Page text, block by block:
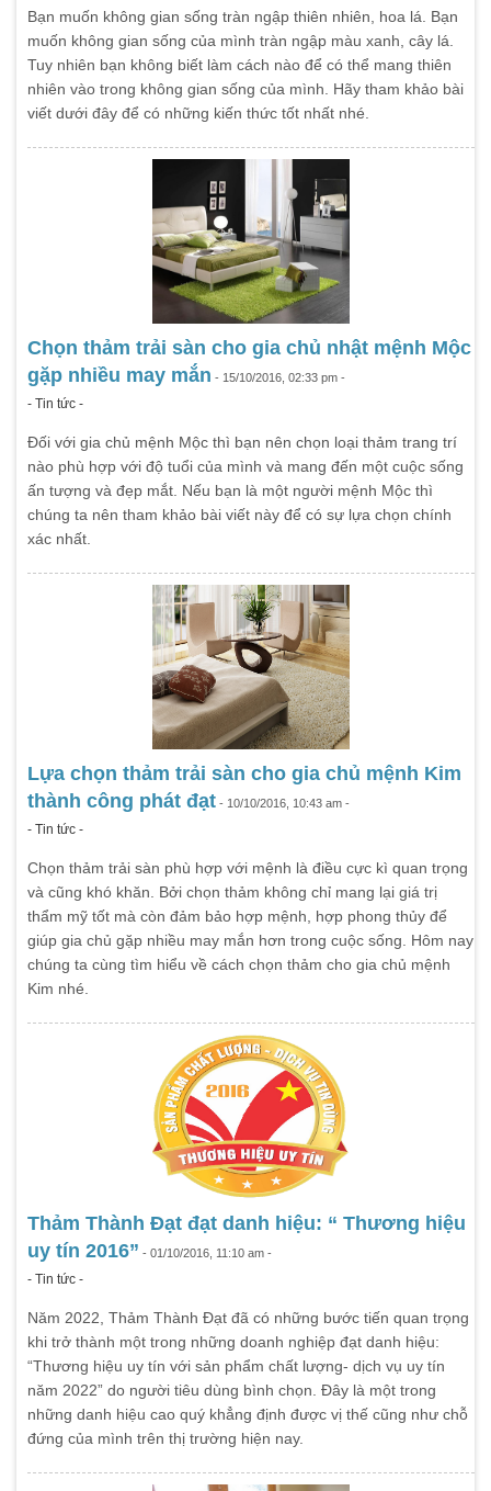
Bạn muốn không gian sống tràn ngập thiên nhiên, hoa lá. Bạn
muốn không gian sống của mình tràn ngập màu xanh, cây lá.
Tuy nhiên bạn không biết làm cách nào để có thể mang thiên
nhiên vào trong không gian sống của mình. Hãy tham khảo bài
viết dưới đây để có những kiến thức tốt nhất nhé.
Chọn thảm trải sàn cho gia chủ nhật mệnh Mộc
gặp nhiều may mắn - 15/10/2016, 02:33 pm -
- Tin tức -
Đối với gia chủ mệnh Mộc thì bạn nên chọn loại thảm trang trí
nào phù hợp với độ tuổi của mình và mang đến một cuộc sống
ấn tượng và đẹp mắt. Nếu bạn là một người mệnh Mộc thì
chúng ta nên tham khảo bài viết này để có sự lựa chọn chính
xác nhất.
Lựa chọn thảm trải sàn cho gia chủ mệnh Kim
thành công phát đạt - 10/10/2016, 10:43 am -
- Tin tức -
Chọn thảm trải sàn phù hợp với mệnh là điều cực kì quan trọng
và cũng khó khăn. Bởi chọn thảm không chỉ mang lại giá trị
thẩm mỹ tốt mà còn đảm bảo hợp mệnh, hợp phong thủy để
giúp gia chủ gặp nhiều may mắn hơn trong cuộc sống. Hôm nay
chúng ta cùng tìm hiểu về cách chọn thảm cho gia chủ mệnh
Kim nhé.
Thảm Thành Đạt đạt danh hiệu: “ Thương hiệu
uy tín 2016” - 01/10/2016, 11:10 am -
- Tin tức -
Năm 2022, Thảm Thành Đạt đã có những bước tiến quan trọng
khi trở thành một trong những doanh nghiệp đạt danh hiệu:
“Thương hiệu uy tín với sản phẩm chất lượng- dịch vụ uy tín
năm 2022” do người tiêu dùng bình chọn. Đây là một trong
những danh hiệu cao quý khẳng định được vị thế cũng như chỗ
đứng của mình trên thị trường hiện nay.